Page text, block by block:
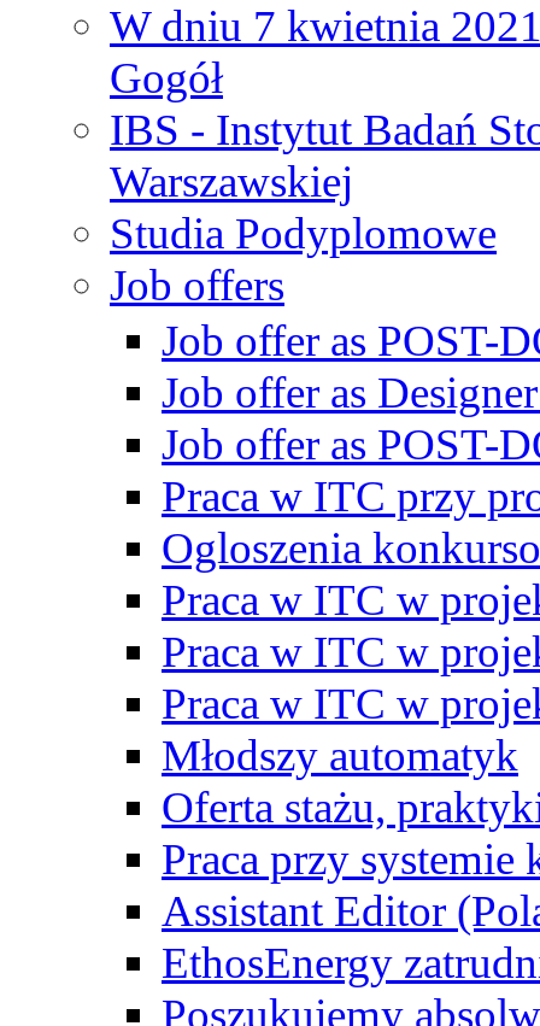
W dniu 7 kwietnia
Gogół
IBS - Instytut Badań
Warszawskiej
Studia Podyplomowe
Job offers
Job offer as POST-
Job offer as
Job offer as POST-
Praca w ITC przy
Ogloszenia
Praca w ITC w
Praca w ITC w
Praca w ITC w
Młodszy automatyk
Oferta stażu,
Praca przy
Assistant Editor
EthosEnergy
Poszukujemy